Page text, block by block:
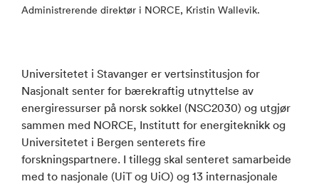
Administrerende direktør i NORCE, Kristin Wallevik.
Universitetet i Stavanger er vertsinstitusjon for
Nasjonalt senter for bærekraftig utnyttelse av
energiressurser på norsk sokkel (NSC2030) og utgjør
sammen med NORCE, Institutt for energiteknikk og
Universitetet i Bergen senterets fire
forskningspartnere. I tillegg skal senteret samarbeide
med to nasjonale (UiT og UiO) og 13 internasjonale